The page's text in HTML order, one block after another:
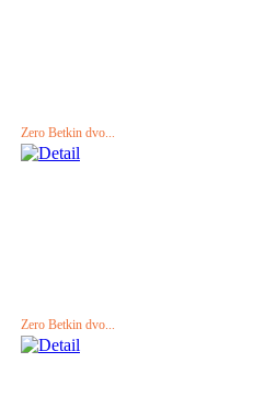
Zero Betkin dvo...
Zero Betkin dvo...